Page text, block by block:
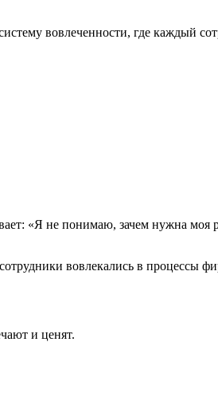
вовлеченности, где каждый
«Я не понимаю, зачем нужна моя
вовлекались в процессы
и ценят.